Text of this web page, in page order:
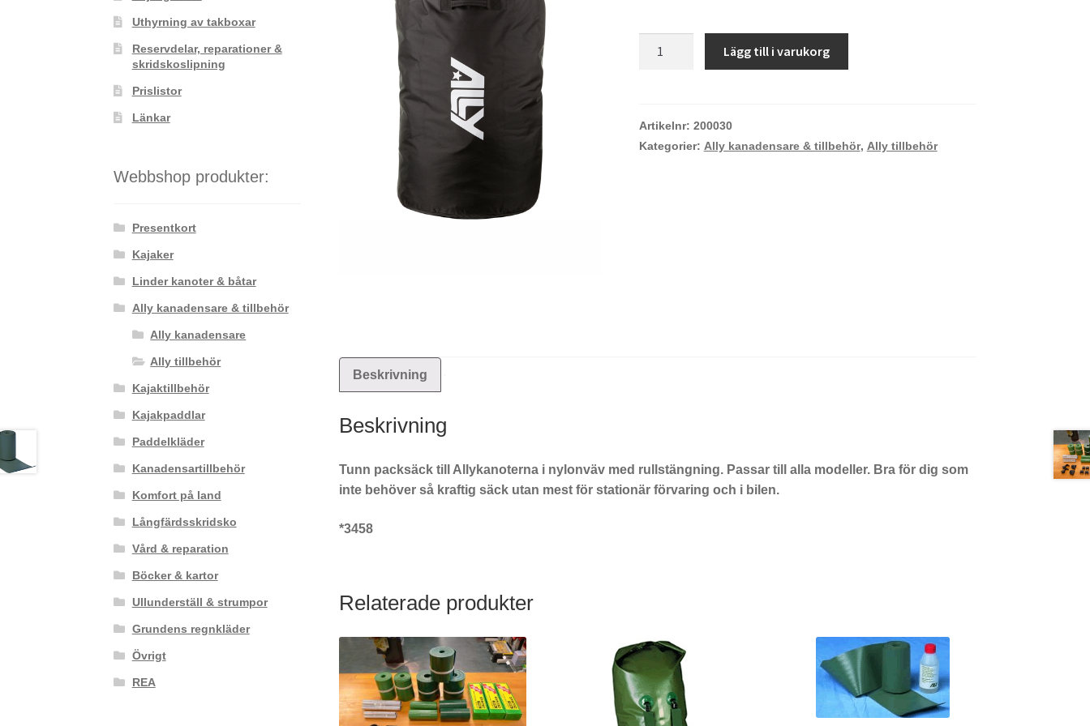
Lägg till i varukorg
Artikelnr: 200030
Kategorier: Ally kanadensare & tillbehör, Ally tillbehör
Beskrivning
Beskrivning
Tunn packsäck till Allykanoterna i nylonväv med rullstängning. Passar till alla modeller. Bra för dig som
inte behöver så kraftig säck utan mest för stationär förvaring och i bilen.
*3458
Relaterade produkter
Uthyrning av takboxar
Reservdelar, reparationer &
skridskoslipning
Prislistor
Länkar
Webbshop produkter:
Presentkort
Kajaker
Linder kanoter & båtar
Ally kanadensare & tillbehör
Ally kanadensare
Ally tillbehör
Kajaktillbehör
Kajakpaddlar
Paddelkläder
Kanadensartillbehör
Komfort på land
Långfärdsskridsko
Vård & reparation
Böcker & kartor
Ullunderställ & strumpor
Grundens regnkläder
Övrigt
REA